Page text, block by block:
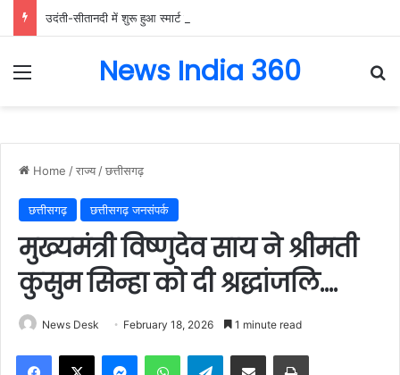
Menu News India 360
Home /राज्य /छत्तीसगढ़
छत्तीसगढ़ छत्तीसगढ़ जनसंपर्क
मुख्यमंत्री विष्णुदेव साय ने श्रीमती
कुसुम सिन्हा को दी श्रद्धांजलि….
News Desk February 18, 2026 1 minute read
Facebook
X MessengerWhatsAppTelegramShare via Email Print